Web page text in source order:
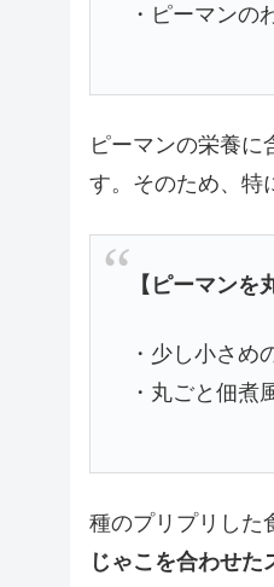
・ピーマンの
ピーマンの栄養に
す。そのため、特
【ピーマンを
・少し小さめ
・丸ごと佃煮
種のプリプリした
じゃこを合わせた